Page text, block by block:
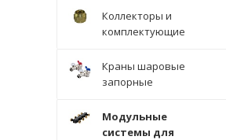
Коллекторы и
комплектующие
Краны шаровые
запорные
Модульные
системы для